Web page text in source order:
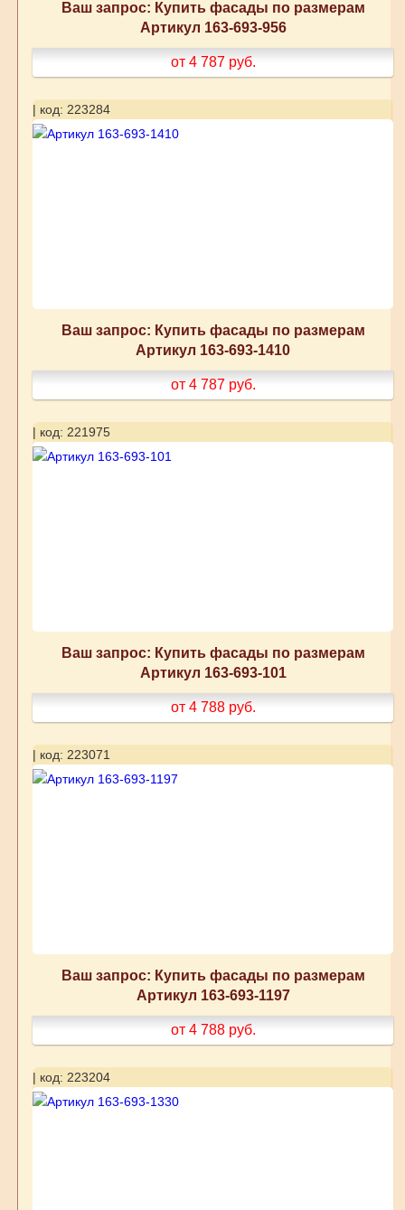
Ваш запрос: Купить фасады по размерам
Артикул 163-693-956
от 4 787 руб.
| код: 223284
Ваш запрос: Купить фасады по размерам
Артикул 163-693-1410
от 4 787 руб.
| код: 221975
Ваш запрос: Купить фасады по размерам
Артикул 163-693-101
от 4 788 руб.
| код: 223071
Ваш запрос: Купить фасады по размерам
Артикул 163-693-1197
от 4 788 руб.
| код: 223204